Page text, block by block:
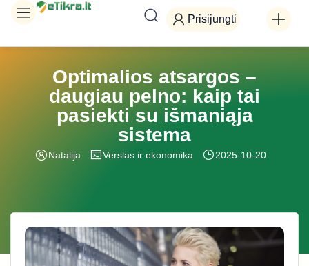
Prisijungti
Optimalios atsargos –
daugiau pelno: kaip tai
pasiekti su išmaniąja
sistema
Natalija Verslas ir ekonomika 2025-10-20